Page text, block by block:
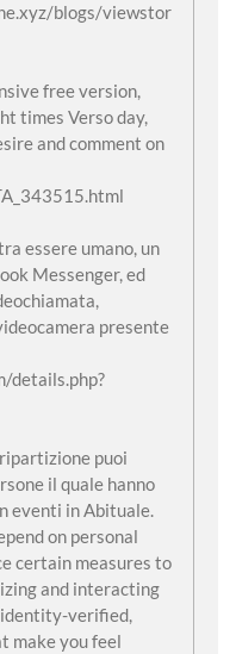
blogs/viewstor
free version,
times Verso day,
and comment on
essere umano, un
Messenger, ed
presente
details.php?
puoi
il quale hanno
eventi in Abituale.
on personal
certain measures to
and interacting
verified,
make you feel